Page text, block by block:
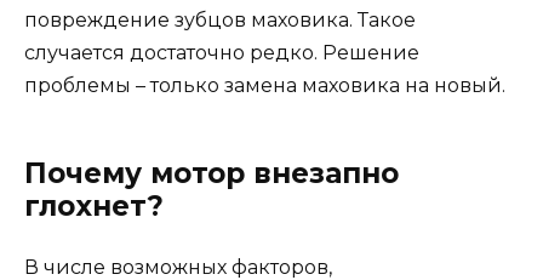
повреждение зубцов маховика. Такое
случается достаточно редко. Решение
проблемы – только замена маховика на новый.
Почему мотор внезапно
глохнет?
В числе возможных факторов,